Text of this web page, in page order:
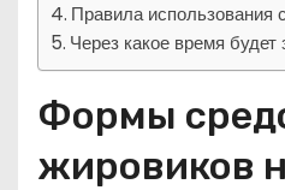
Правила использования
Через какое время будет
Формы
жировиков